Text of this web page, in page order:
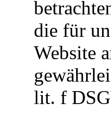
die für
Website
lit. f